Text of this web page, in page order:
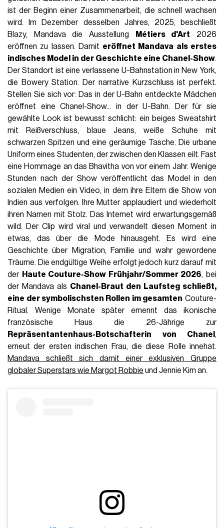
ist der Beginn einer Zusammenarbeit, die schnell wachsen
wird. Im Dezember desselben Jahres, 2025, beschließt
Blazy, Mandava die Ausstellung
Métiers d'Art 2026
eröffnen zu lassen. Damit eröffnet Mandava als erstes
indisches Model in der Geschichte eine Chanel-Show.
Der Standort ist eine verlassene U-Bahnstation in New York,
die Bowery Station. Der narrative Kurzschluss ist perfekt.
Stellen Sie sich vor: Das in der U-Bahn entdeckte Mädchen
eröffnet eine Chanel-Show... in der U-Bahn. Der für sie
gewählte Look ist bewusst schlicht: ein beiges Sweatshirt
mit Reißverschluss, blaue Jeans, weiße Schuhe mit
schwarzen Spitzen und eine geräumige Tasche. Die urbane
Uniform eines Studenten, der zwischen den Klassen eilt. Fast
eine Hommage an das Bhavitha von vor einem Jahr. Wenige
Stunden nach der Show veröffentlicht das Model in den
sozialen Medien ein Video, in dem ihre Eltern die Show von
Indien aus verfolgen. Ihre Mutter applaudiert und wiederholt
ihren Namen mit Stolz. Das Internet wird erwartungsgemäß
wild. Der Clip wird viral und verwandelt diesen Moment in
etwas, das über die Mode hinausgeht. Es wird eine
Geschichte über Migration, Familie und wahr gewordene
Träume. Die endgültige Weihe erfolgt jedoch kurz darauf mit
der Haute Couture-Show Frühjahr/Sommer 2026, bei
der Mandava als Chanel-Braut den Laufsteg schließt,
eine der symbolischsten Rollen im gesamten Couture-
Ritual. Wenige Monate später ernennt das ikonische
französische Haus die 26-Jährige zur
Repräsentantenhaus-Botschafterin von Chanel ,
erneut der ersten indischen Frau, die diese Rolle innehat.
Mandava schließt sich damit einer exklusiven Gruppe
globaler Superstars wie Margot Robbie und Jennie Kim an.